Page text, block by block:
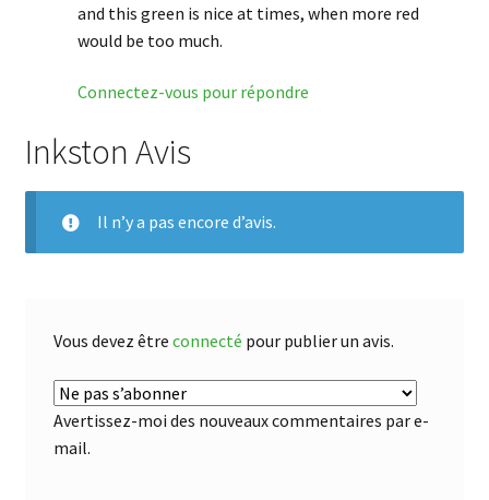
and this green is nice at times, when more red
would be too much.
Connectez-vous pour répondre
Inkston Avis
Il n’y a pas encore d’avis.
Vous devez être connecté pour publier un avis.
Avertissez-moi des nouveaux commentaires par e-
mail.